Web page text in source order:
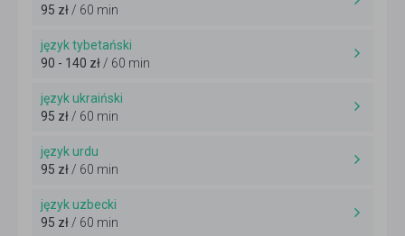
95 zł / 60 min
język tybetański
90 - 140 zł / 60 min
język ukraiński
95 zł / 60 min
język urdu
95 zł / 60 min
język uzbecki
95 zł / 60 min